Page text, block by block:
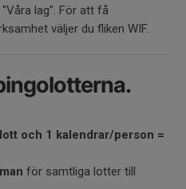
lag". För att få
väljer du fliken WIF.
och 1 kalendrar/person =
för samtliga lotter till